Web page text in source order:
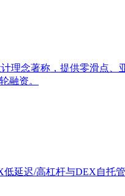
理念著称，提供零滑点
融资。
延迟/高杠杆与DEX自托